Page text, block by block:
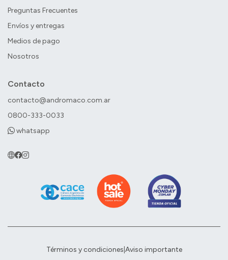
Preguntas Frecuentes
Envíos y entregas
Medios de pago
Nosotros
Contacto
contacto@andromaco.com.ar
0800-333-0033
whatsapp
Términos y condiciones Aviso importante